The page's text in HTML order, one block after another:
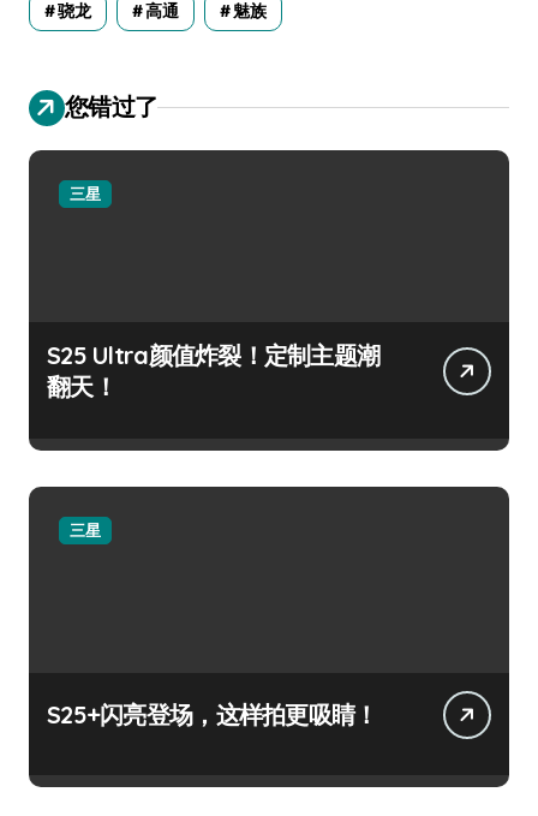
骁龙 高通 魅族
您错过了
三星
S25 Ultra颜值炸裂！定制主题潮
翻天！
三星
S25+闪亮登场，这样拍更吸睛！